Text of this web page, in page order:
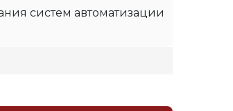
систем автоматизации